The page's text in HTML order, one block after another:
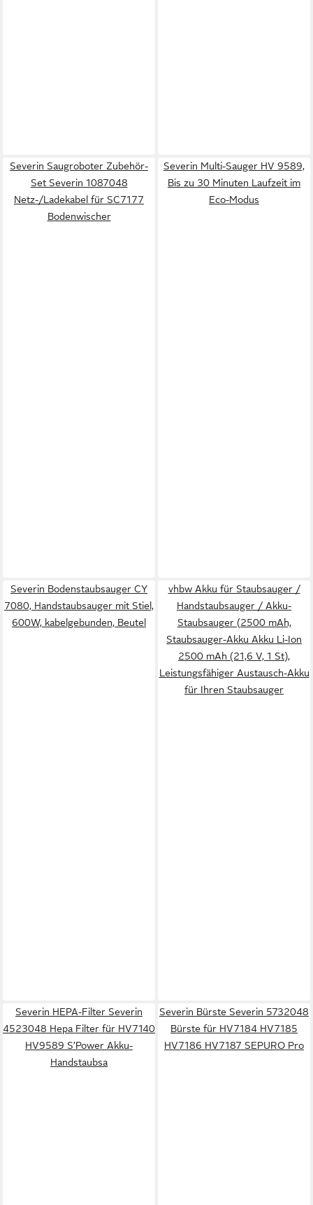
Severin Saugroboter Zubehör-
Set Severin 1087048
Netz-/Ladekabel für SC7177
Bodenwischer
Severin Multi-Sauger HV 9589,
Bis zu 30 Minuten Laufzeit im
Eco-Modus
Severin Bodenstaubsauger CY
7080, Handstaubsauger mit Stiel,
600W, kabelgebunden, Beutel
vhbw Akku für Staubsauger /
Handstaubsauger / Akku-
Staubsauger (2500 mAh,
Staubsauger-Akku Akku Li-Ion
2500 mAh (21,6 V, 1 St),
Leistungsfähiger Austausch-Akku
für Ihren Staubsauger
Severin HEPA-Filter Severin
4523048 Hepa Filter für HV7140
HV9589 S’Power Akku-
Handstaubsa
Severin Bürste Severin 5732048
Bürste für HV7184 HV7185
HV7186 HV7187 SEPURO Pro